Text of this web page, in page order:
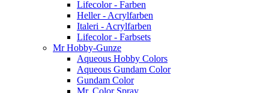
Lifecolor - Farben
Heller - Acrylfarben
Italeri - Acrylfarben
Lifecolor - Farbsets
Mr Hobby-Gunze
Aqueous Hobby Colors
Aqueous Gundam Color
Gundam Color
Mr. Color Spray